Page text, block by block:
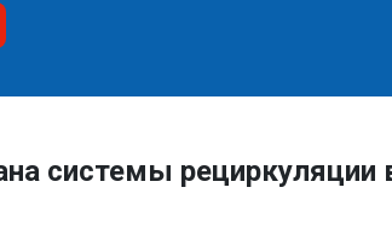
системы